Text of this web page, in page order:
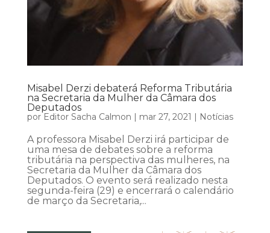
Misabel Derzi debaterá Reforma Tributária
na Secretaria da Mulher da Câmara dos
Deputados
por Editor Sacha Calmon | mar 27, 2021 | Notícias
A professora Misabel Derzi irá participar de
uma mesa de debates sobre a reforma
tributária na perspectiva das mulheres, na
Secretaria da Mulher da Câmara dos
Deputados. O evento será realizado nesta
segunda-feira (29) e encerrará o calendário
de março da Secretaria,...